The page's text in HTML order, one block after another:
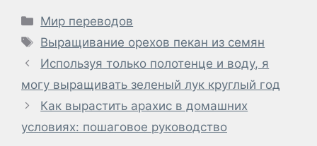
Рубрики
Мир переводов
Метки
Выращивание орехов пекан из семян
Используя только полотенце и воду, я
могу выращивать зеленый лук круглый год
Как вырастить арахис в домашних
условиях: пошаговое руководство